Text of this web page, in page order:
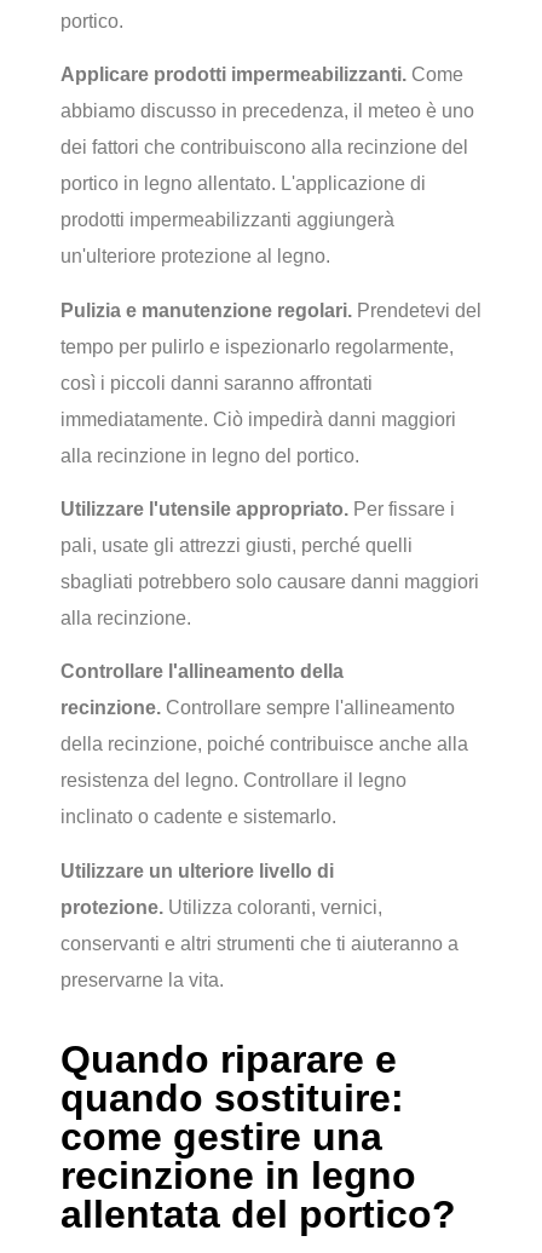
portico.
Applicare prodotti impermeabilizzanti. Come
abbiamo discusso in precedenza, il meteo è uno
dei fattori che contribuiscono alla recinzione del
portico in legno allentato. L'applicazione di
prodotti impermeabilizzanti aggiungerà
un'ulteriore protezione al legno.
Pulizia e manutenzione regolari. Prendetevi del
tempo per pulirlo e ispezionarlo regolarmente,
così i piccoli danni saranno affrontati
immediatamente. Ciò impedirà danni maggiori
alla recinzione in legno del portico.
Utilizzare l'utensile appropriato. Per fissare i
pali, usate gli attrezzi giusti, perché quelli
sbagliati potrebbero solo causare danni maggiori
alla recinzione.
Controllare l'allineamento della
recinzione. Controllare sempre l'allineamento
della recinzione, poiché contribuisce anche alla
resistenza del legno. Controllare il legno
inclinato o cadente e sistemarlo.
Utilizzare un ulteriore livello di
protezione. Utilizza coloranti, vernici,
conservanti e altri strumenti che ti aiuteranno a
preservarne la vita.
Quando riparare e
quando sostituire:
come gestire una
recinzione in legno
allentata del portico?